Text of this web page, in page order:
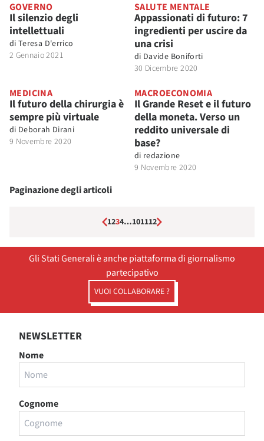
GOVERNO
Il silenzio degli
intellettuali
di Teresa D'errico
2 Gennaio 2021
SALUTE MENTALE
Appassionati di futuro: 7
ingredienti per uscire da
una crisi
di Davide Boniforti
30 Dicembre 2020
MEDICINA
Il futuro della chirurgia è
sempre più virtuale
di Deborah Dirani
9 Novembre 2020
MACROECONOMIA
Il Grande Reset e il futuro
della moneta. Verso un
reddito universale di
base?
di redazione
9 Novembre 2020
Paginazione degli articoli
1234…101112
Gli Stati Generali è anche piattaforma di giornalismo
partecipativo
VUOI COLLABORARE ?
NEWSLETTER
Nome
Cognome